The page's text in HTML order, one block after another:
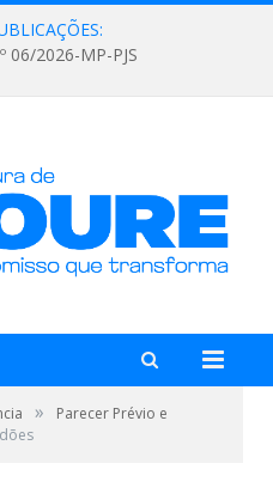
06/2026-MP-PJS
»
Parecer Prévio e